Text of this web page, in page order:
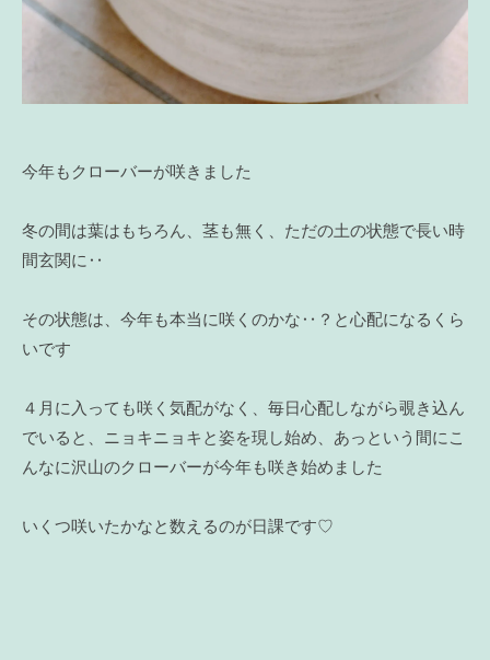
今年もクローバーが咲きました
冬の間は葉はもちろん、茎も無く、ただの土の状態で長い時
間玄関に‥
その状態は、今年も本当に咲くのかな‥？と心配になるくら
いです
４月に入っても咲く気配がなく、毎日心配しながら覗き込ん
でいると、ニョキニョキと姿を現し始め、あっという間にこ
んなに沢山のクローバーが今年も咲き始めました
いくつ咲いたかなと数えるのが日課です♡